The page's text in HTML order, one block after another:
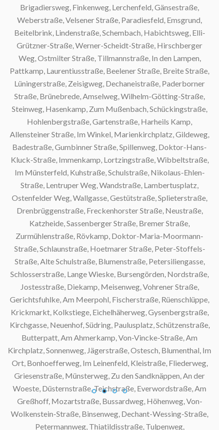
Brigadiersweg, Finkenweg, Lerchenfeld, Gänsestraße,
Weberstraße, Velsener Straße, Paradiesfeld, Emsgrund,
Beitelbrink, Lindenstraße, Schembach, Habichtsweg, Elli-
Grützner-Straße, Werner-Scheidt-Straße, Hirschberger
Weg, Ostmilter Straße, Tillmannstraße, In den Lampen,
Pattkamp, Laurentiusstraße, Beelener Straße, Breite Straße,
Lüningerstraße, Zeisigweg, Dechaneistraße, Paderborner
Straße, Brünebrede, Amselweg, Wilhelm-Götting-Straße,
Steinweg, Hasenkamp, Zum Mußenbach, Schückingstraße,
Hohlenbergstraße, Gartenstraße, Harheils Kamp,
Allensteiner Straße, Im Winkel, Marienkirchplatz, Gildeweg,
Badestraße, Gumbinner Straße, Spillenweg, Doktor-Hans-
Kluck-Straße, Immenkamp, Lortzingstraße, Wibbeltstraße,
Im Münsterfeld, Kuhstraße, Schulstraße, Nikolaus-Ehlen-
Straße, Lentruper Weg, Wandstraße, Lambertusplatz,
Ostenfelder Weg, Wallgasse, Gestütstraße, Splieterstraße,
Drenbrüggenstraße, Freckenhorster Straße, Neustraße,
Katzheide, Sassenberger Straße, Bremer Straße,
Zurmühlenstraße, Rövkamp, Doktor-Maria-Moormann-
Straße, Schlaunstraße, Hoetmarer Straße, Peter-Stoffels-
Straße, Alte Schulstraße, Blumenstraße, Petersiliengasse,
Schlosserstraße, Lange Wieske, Bursengörden, Nordstraße,
Jostesstraße, Diekamp, Meisenweg, Vohrener Straße,
Gerichtsfuhlke, Am Meerpohl, Fischerstraße, Rüenschlüppe,
Krickmarkt, Kolkstiege, Eichelhäherweg, Gysenbergstraße,
Kirchgasse, Neuenhof, Südring, Paulusplatz, Schützenstraße,
Butterpatt, Am Ahmerkamp, Von-Vincke-Straße, Am
Kirchplatz, Sonnenweg, Jägerstraße, Ostesch, Blumenthal, Im
Ort, Bonhoefferweg, Im Leinenfeld, Kleistraße, Fliederweg,
Griesenstraße, Münsterweg, Zu den Sandknäppen, An der
Woeste, Düsternstraße, Teichstraße, Everwordstraße, Am
Greßhoff, Mozartstraße, Bussardweg, Höhenweg, Von-
Wolkenstein-Straße, Binsenweg, Dechant-Wessing-Straße,
Petermannweg, Thiatildisstraße, Tulpenweg,